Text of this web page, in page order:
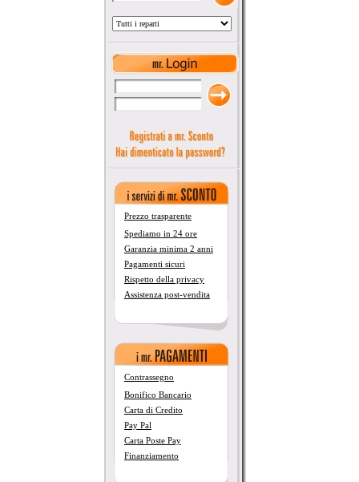
Prezzo trasparente
Spediamo in 24 ore
Garanzia minima 2 anni
Pagamenti sicuri
Rispetto della privacy
Assistenza post-vendita
Contrassegno
Bonifico Bancario
Carta di Credito
Pay Pal
Carta Poste Pay
Finanziamento